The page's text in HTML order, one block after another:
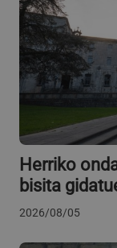
Herriko
bisita
2026/08/05